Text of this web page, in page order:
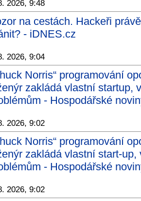
2026, 9:48
na cestách. Hackeři
- iDNES.cz
2026, 9:04
Norris“ programování
zakládá vlastní startup,
- Hospodářské
2026, 9:02
Norris“ programování
zakládá vlastní start-
- Hospodářské
2026, 9:02